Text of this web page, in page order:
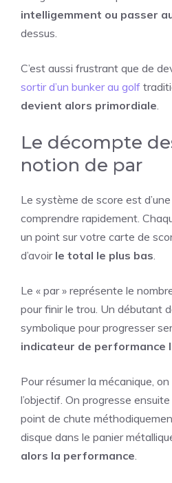
intelligemment ou passer
dessus.
C’est aussi frustrant que de
sortir d’un bunker au golf
devient alors primordiale.
Le décompte
notion de par
Le système de score est
comprendre rapidement.
un point sur votre carte de
d’avoir le total le plus bas.
Le « par » représente le
pour finir le trou. Un débutant
symbolique pour progresser
indicateur de performance
Pour résumer la mécanique,
l’objectif. On progresse
point de chute
disque dans le panier
alors la performance.